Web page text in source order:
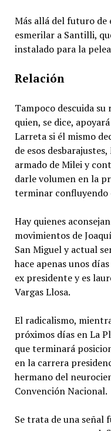
Más allá del futuro de
esmerilar a Santilli,
instalado para la
Relación
Tampoco descuida
quien, se dice,
Larreta si él mismo
de esos
armado de Milei y
darle volumen en la
terminar confluyendo
Hay quienes
movimientos de
San Miguel y actual
hace apenas unos
ex presidente y es
Vargas Llosa.
El radicalismo,
próximos días en La
que terminará
en la carrera
hermano del
Convención Nacional.
Se trata de una señal